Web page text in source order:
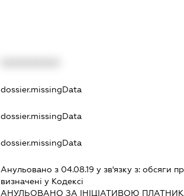
dossier.missingData
dossier.missingData
dossier.missingData
Анульовано з 04.08.19 у зв'язку з: обсяги
визначенi у Кодексi
АНУЛЬОВАНО ЗА IНIЦIАТИВОЮ